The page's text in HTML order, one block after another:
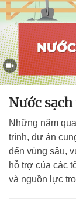
Nước
Những năm
trình, dự án
đến vùng sâu,
hỗ trợ của các
và nguồn lực